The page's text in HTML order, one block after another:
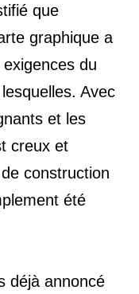
que
graphique a
du
Avec
et les
creux et
construction
été
déjà annoncé